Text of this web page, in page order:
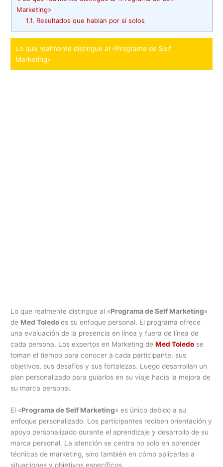
Marketing»
1.1. Resultados que hablan por sí solos
Lo que realmente distingue al «Programa de Self
Marketing»
Lo que realmente distingue al «Programa de Self Marketing»
de Med Toledoes su enfoque personal. El programa ofrece
una evaluación de la presencia en línea y fuera de línea de
cada persona. Los expertos en Marketing deMed Toledo se
toman el tiempo para conocer a cada participante, sus
objetivos, sus desafíos y sus fortalezas. Luego desarrollan un
plan personalizado para guiarlos en su viaje hacia la mejora de
su marca personal.
El «Programa de Self Marketing» es único debido a su
enfoque personalizado. Los participantes reciben orientación y
apoyo personalizado durante el aprendizaje y desarrollo de su
marca personal. La atención se centra no solo en aprender
técnicas de marketing, sino también en cómo aplicarlas a
situaciones y objetivos específicos.